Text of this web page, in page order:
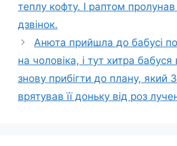
теплу кофту. І раптом
дзвінок.
Анюта прийшла до бабусі
на чоловіка, і тут хитра бабуся
знову прибігти до плану, який
врятував її доньку від роз